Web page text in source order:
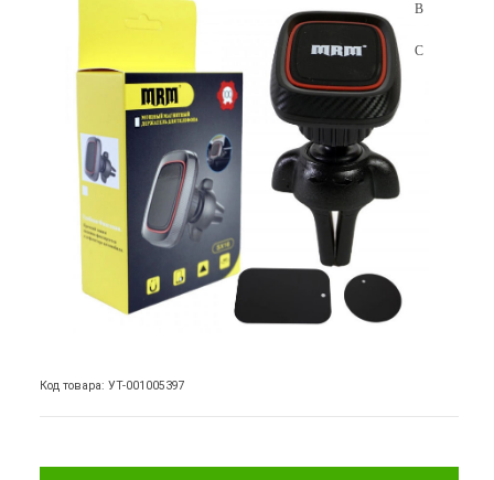
Код товара: УТ-001005397